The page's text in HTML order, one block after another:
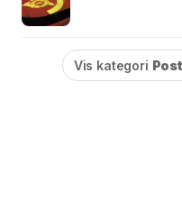
Vis kategori